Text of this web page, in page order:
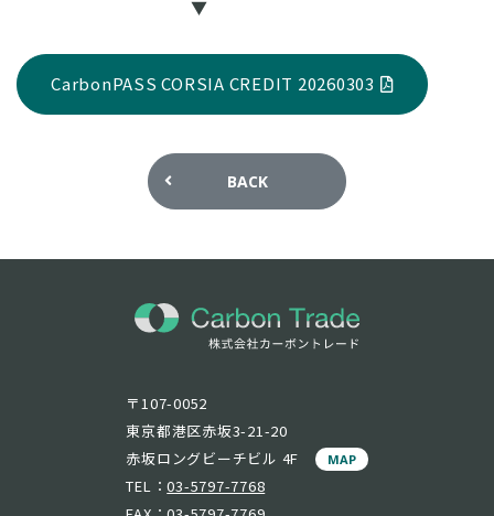
▼
CarbonPASS CORSIA CREDIT 20260303
BACK
〒107-0052
東京都港区赤坂3-21-20
赤坂ロングビーチビル 4F
MAP
TEL：03-5797-7768